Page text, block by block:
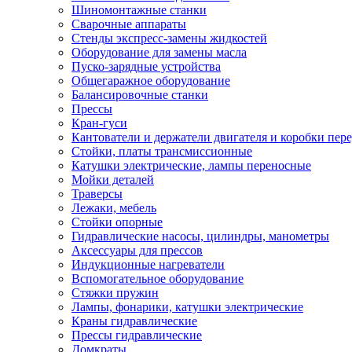
Шиномонтажные станки
Сварочные аппараты
Стенды экспресс-замены жидкостей
Оборудование для замены масла
Пуско-зарядные устройства
Общегаражное оборудование
Балансировочные станки
Прессы
Кран-гуси
Кантователи и держатели двигателя и коробки
Стойки, платы трансмиссионные
Катушки электрические, лампы переносные
Мойки деталей
Траверсы
Лежаки, мебель
Стойки опорные
Гидравлические насосы, цилиндры, манометры
Аксессуары для прессов
Индукционные нагреватели
Вспомогательное оборудование
Стяжки пружин
Лампы, фонарики, катушки электрические
Краны гидравлические
Прессы гидравлические
Домкраты